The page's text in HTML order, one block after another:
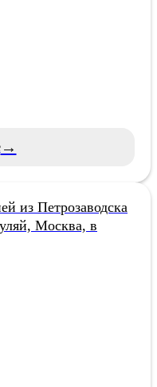
→
из Петрозаводска
Москва, в